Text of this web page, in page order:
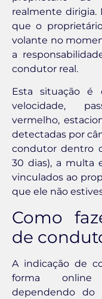
realmente dirigia.
que o
volante no
a
condutor real.
Esta situação é
velocidade,
vermelho,
detectadas por
condutor dentro
30 dias), a multa
vinculados ao
que ele não
Como
de
A indicação de
forma online
dependendo do